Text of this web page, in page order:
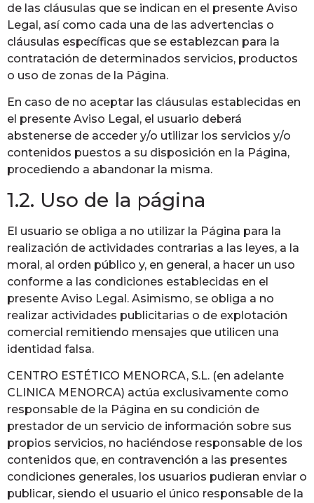
de las cláusulas que se indican en el presente Aviso
Legal, así como cada una de las advertencias o
cláusulas específicas que se establezcan para la
contratación de determinados servicios, productos
o uso de zonas de la Página.
En caso de no aceptar las cláusulas establecidas en
el presente Aviso Legal, el usuario deberá
abstenerse de acceder y/o utilizar los servicios y/o
contenidos puestos a su disposición en la Página,
procediendo a abandonar la misma.
1.2. Uso de la página
El usuario se obliga a no utilizar la Página para la
realización de actividades contrarias a las leyes, a la
moral, al orden público y, en general, a hacer un uso
conforme a las condiciones establecidas en el
presente Aviso Legal. Asimismo, se obliga a no
realizar actividades publicitarias o de explotación
comercial remitiendo mensajes que utilicen una
identidad falsa.
CENTRO ESTÉTICO MENORCA, S.L. (en adelante
CLINICA MENORCA) actúa exclusivamente como
responsable de la Página en su condición de
prestador de un servicio de información sobre sus
propios servicios, no haciéndose responsable de los
contenidos que, en contravención a las presentes
condiciones generales, los usuarios pudieran enviar o
publicar, siendo el usuario el único responsable de la